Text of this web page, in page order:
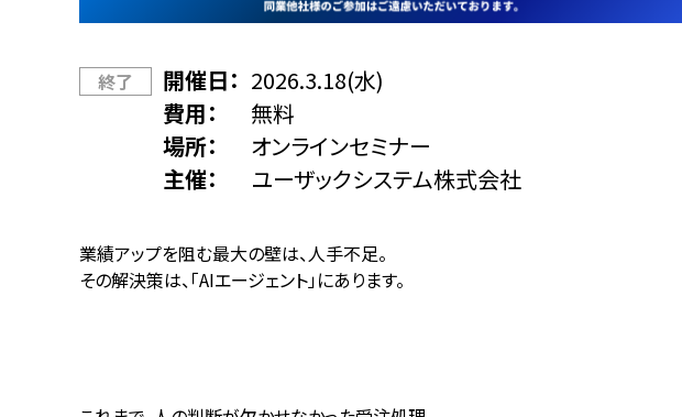
終了 開催日
2026.3.18(水)
費用
無料
場所
オンラインセミナー
主催
ユーザックシステム株式会社
業績アップを阻む最大の壁は、人手不足――。
その解決策は、「AIエージェント」にあります。